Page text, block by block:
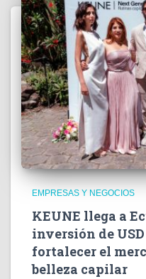
EMPRESAS Y NEGOCIOS
KEUNE llega a
inversión de
fortalecer el
belleza capilar